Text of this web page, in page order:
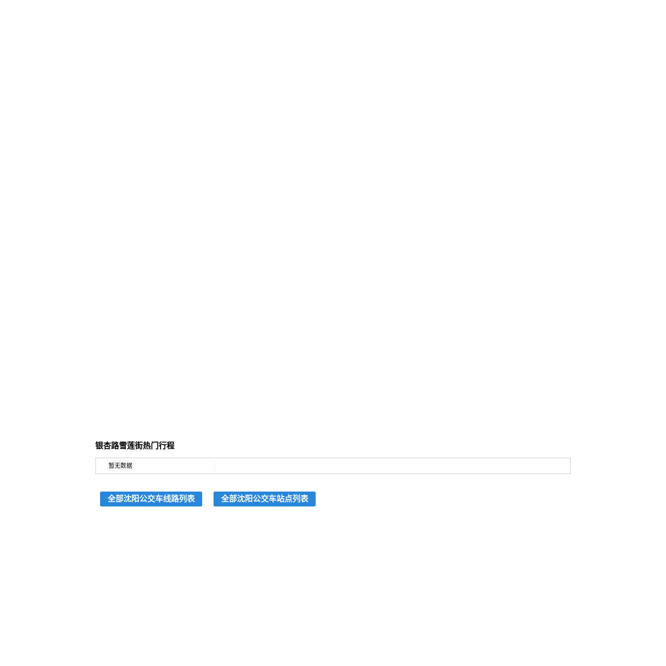
银杏路雪莲街热门行程
暂无数据
全部沈阳公交车线路列表 全部沈阳公交车站点列表